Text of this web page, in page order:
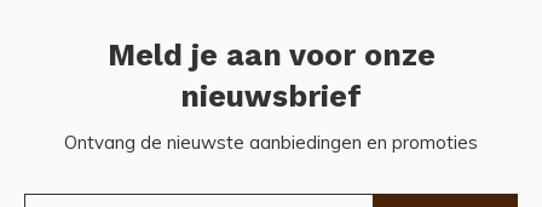
Meld je aan voor onze
nieuwsbrief
Ontvang de nieuwste aanbiedingen en promoties